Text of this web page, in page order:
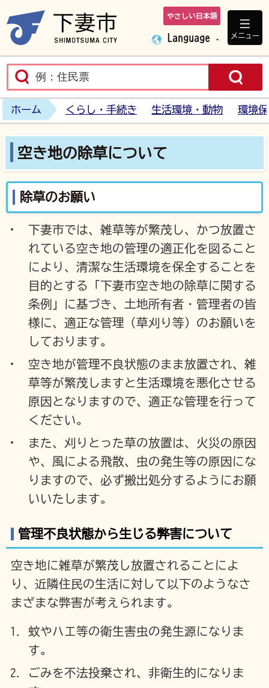
下妻市ホームペ
やさしい日本語
Language メニュー
ホーム くらし・手続き 生活環境・動物 環境
空き地の除草について
除草のお願い
下妻市では、雑草等が繁茂し、かつ放置さ
れている空き地の管理の適正化を図ること
により、清潔な生活環境を保全することを
目的とする「下妻市空き地の除草に関する
条例」に基づき、土地所有者・管理者の皆
様に、適正な管理（草刈り等）のお願いを
しております。
空き地が管理不良状態のまま放置され、雑
草等が繁茂しますと生活環境を悪化させる
原因となりますので、適正な管理を行って
ください。
また、刈りとった草の放置は、火災の原因
や、風による飛散、虫の発生等の原因にな
りますので、必ず搬出処分するようにお願
いいたします。
管理不良状態から生じる弊害について
空き地に雑草が繁茂し放置されることによ
り、近隣住民の生活に対して以下のようなさ
まざまな弊害が考えられます。
蚊やハエ等の衛生害虫の発生源になりま
す。
ごみを不法投棄され、非衛生的になりま